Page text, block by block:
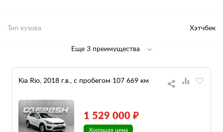
Тип кузова Хэтчбек
Еще 3 преимущества
Kia Rio, 2018 г.в., с пробегом 107 669 км
1 529 000 ₽